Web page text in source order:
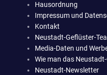
Hausordnung
Impressum und
Kontakt
Neustadt-Geflüster-
Media-Daten und
Wie man das
Neustadt-Newsletter